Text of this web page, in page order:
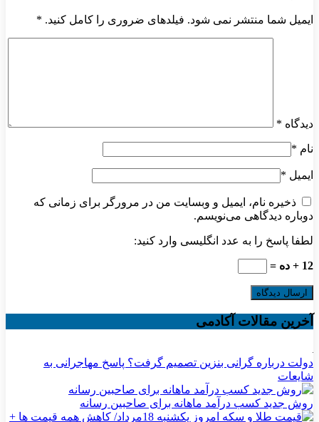
ایمیل شما منتشر نمی شود. فیلدهای ضروری را کامل کنید. *
دیدگاه *
نام *
ایمیل *
ذخیره نام، ایمیل و وبسایت من در مرورگر برای زمانی که
دوباره دیدگاهی می‌نویسم.
لطفا پاسخ را به عدد انگلیسی وارد کنید:
12 + ده =
آخرین مقالات آکادمی
دولت درباره گرانی بنزین تصمیم گرفت؟ پاسخ مهاجرانی به
شایعات
روش جدید کسب درآمد ماهانه برای صاحبین رسانه